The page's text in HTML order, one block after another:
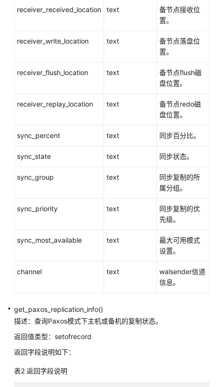
发
建
应
序
教
指
SQL
键
字
数
类
receiver_received_location text
备节点接收位
置。
receiver_write_location text
备节点落盘位
置。
receiver_flush_location text
备节点flush磁
盘位置。
receiver_replay_location text
备节点redo磁
盘位置。
sync_percent text 同步百分比。
sync_state text 同步状态。
sync_group text
同步复制的所
属分组。
sync_priority text
同步复制的优
先级。
sync_most_available text
最大可用模式
设置。
channel text
walsender信道
信息。
get_paxos_replication_info()
描述：查询Paxos模式下主机或备机的复制状态。
返回值类型：setofrecord
返回字段说明如下：
表2 返回字段说明